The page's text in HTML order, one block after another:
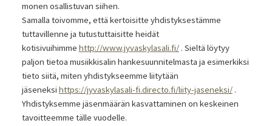
monen osallistuvan siihen.
Samalla toivomme, että kertoisitte yhdistyksestämme
tuttavillenne ja tutustuttaisitte heidät
kotisivuihimme http://www.jyvaskylasali.fi/. Sieltä löytyy
paljon tietoa musiikkisalin hankesuunnitelmasta ja esimerkiksi
tieto siitä, miten yhdistykseemme liitytään
jäseneksi https://jyvaskylasali-fi.directo.fi/liity-jaseneksi/.
Yhdistyksemme jäsenmäärän kasvattaminen on keskeinen
tavoitteemme tälle vuodelle.